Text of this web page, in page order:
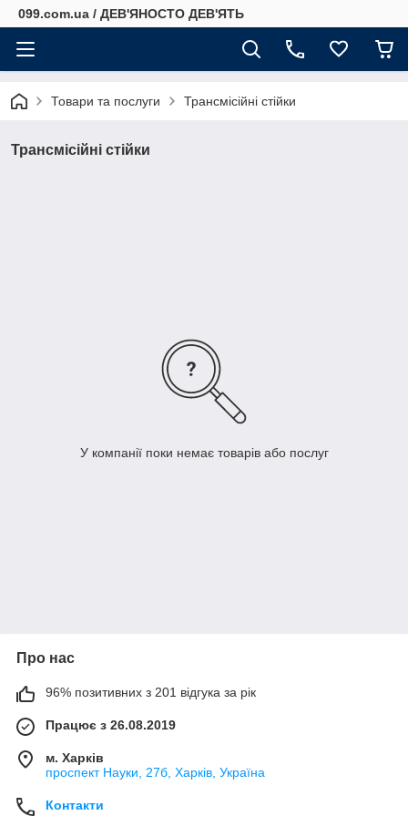
099.com.ua / ДЕВ'ЯНОСТО ДЕВ'ЯТЬ
Товари та послуги Трансмісійні стійки
Трансмісійні стійки
У компанії поки немає товарів або послуг
Про нас
96% позитивних з 201 відгука за рік
Працює з 26.08.2019
м. Харків
проспект Науки, 27б, Харків, Україна
Контакти